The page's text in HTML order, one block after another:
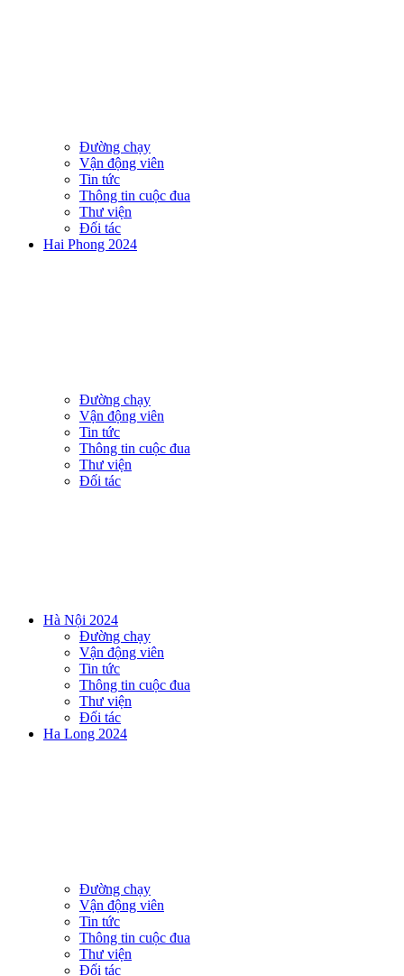
Đường chạy
Vận động viên
Tin tức
Thông tin cuộc đua
Thư viện
Đối tác
Hai Phong 2024
Đường chạy
Vận động viên
Tin tức
Thông tin cuộc đua
Thư viện
Đối tác
Hà Nội 2024
Đường chạy
Vận động viên
Tin tức
Thông tin cuộc đua
Thư viện
Đối tác
Ha Long 2024
Đường chạy
Vận động viên
Tin tức
Thông tin cuộc đua
Thư viện
Đối tác